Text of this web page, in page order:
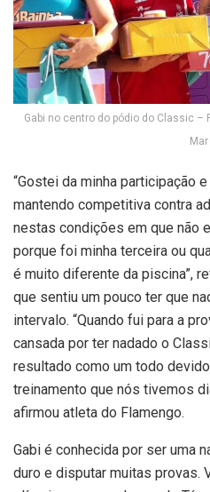
Gabi no centro do pódio do Classic –
Mar
“Gostei da minha participação
mantendo competitiva contra
nestas condições em que não
porque foi minha terceira ou
é muito diferente da piscina”,
que sentiu um pouco ter que
intervalo. “Quando fui para a
cansada por ter nadado o
resultado como um todo
treinamento que nós tivemos
afirmou atleta do Flamengo.
Gabi é conhecida por ser uma
duro e disputar muitas provas.